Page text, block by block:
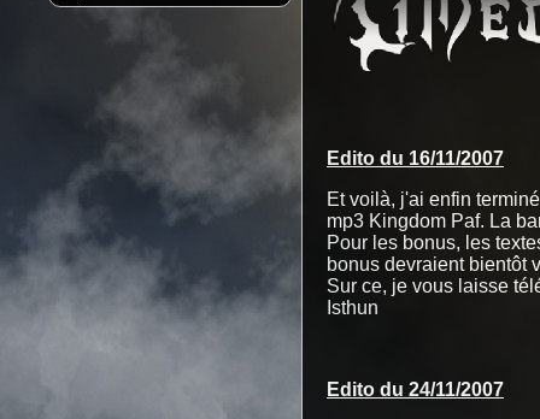
Edito du 16/11/2007
Et voilà, j'ai enfin
mp3 Kingdom Paf. La
Pour les bonus, les
bonus devraient bientôt
Sur ce, je vous laisse
Isthun
Edito du 24/11/2007